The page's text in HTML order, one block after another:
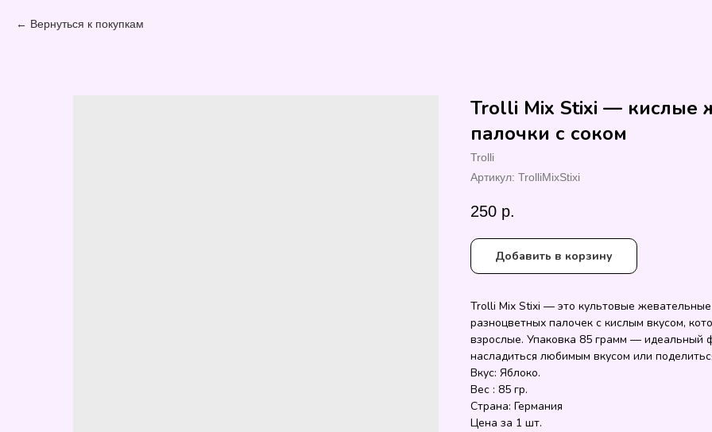
Вернуться к покупкам
Trolli Mix Stixi — кислые
палочки с соком
Trolli
Артикул: TrolliMixStixi
250 р.
Добавить в корзину
Trolli Mix Stixi — это культовые
разноцветных палочек с кислым вкусом,
взрослые. Упаковка 85 грамм — идеальный
насладиться любимым вкусом или
Вкус: Яблоко.
Вес : 85 гр.
Страна: Германия
Цена за 1 шт.